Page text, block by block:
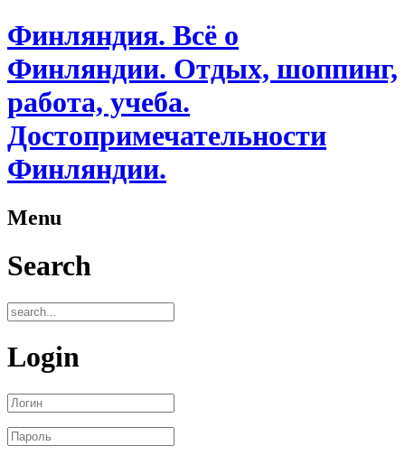
Финляндия. Всё о
Финляндии. Отдых, шоппинг,
работа, учеба.
Достопримечательности
Финляндии.
Menu
Search
Login